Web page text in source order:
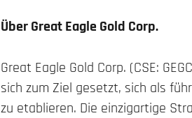
Über Great Eagle Gold Corp.
Great Eagle Gold Corp. (CSE:
sich zum Ziel gesetzt, sich als
zu etablieren. Die einzigartige